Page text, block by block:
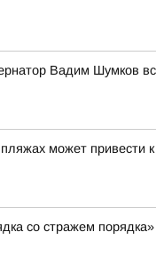
Вадим Шумков
может привести к
со стражем порядка»